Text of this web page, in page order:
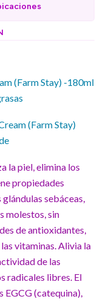
(Farm Stay) -180ml
(Farm Stay)
la piel, elimina los
propiedades
sebáceas,
molestos, sin
de antioxidantes,
vitaminas. Alivia la
de las
radicales libres. El
EGCG (catequina),